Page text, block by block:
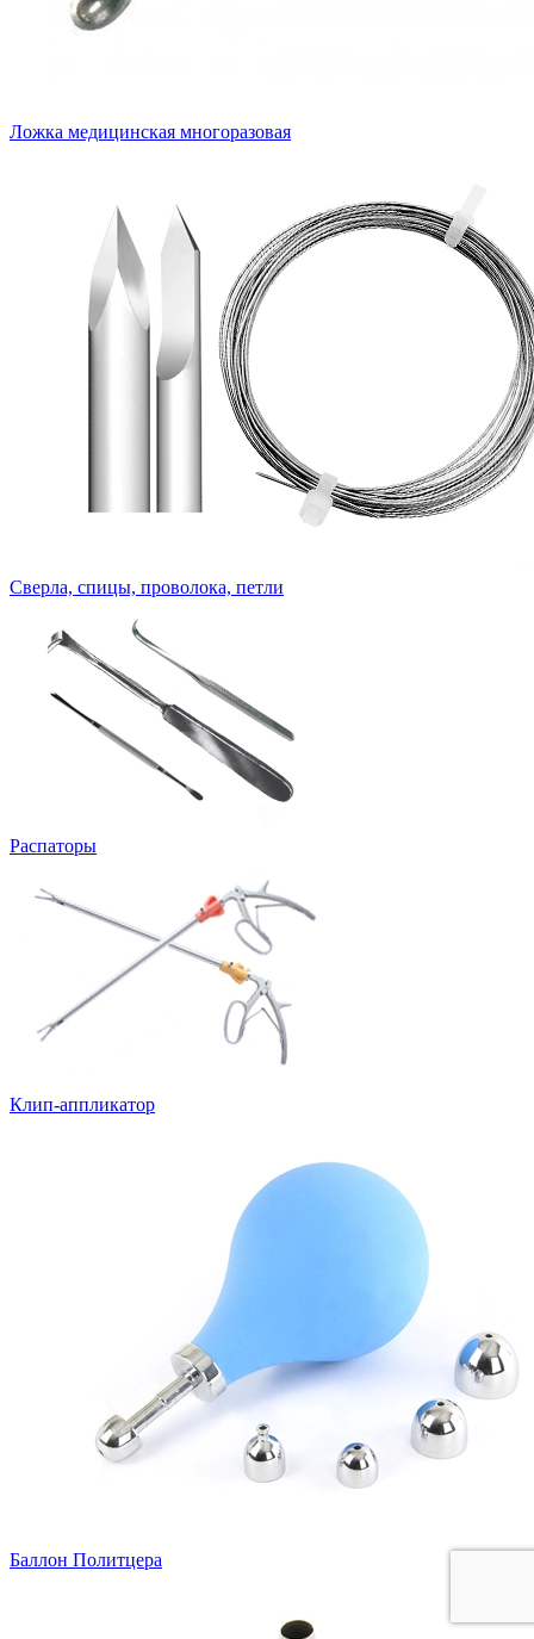
Ложка медицинская многоразовая
Сверла, спицы, проволока, петли
Распаторы
Клип-аппликатор
Баллон Политцера